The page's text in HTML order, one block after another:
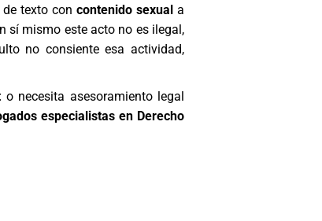
texto con contenido sexual a
sí mismo este acto no es ilegal,
no consiente esa actividad,
o necesita asesoramiento legal
especialistas en Derecho